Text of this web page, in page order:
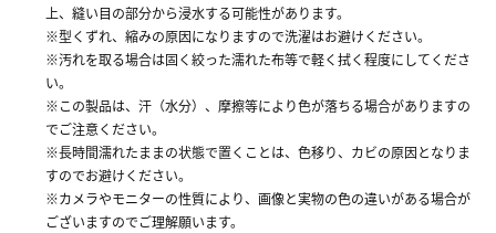
上、縫い目の部分から浸水する可能性があります。
※型くずれ、縮みの原因になりますので洗濯はお避けください。
※汚れを取る場合は固く絞った濡れた布等で軽く拭く程度にしてくださ
い。
※この製品は、汗（水分）、摩擦等により色が落ちる場合がありますの
でご注意ください。
※長時間濡れたままの状態で置くことは、色移り、カビの原因となりま
すのでお避けください。
※カメラやモニターの性質により、画像と実物の色の違いがある場合が
ございますのでご理解願います。